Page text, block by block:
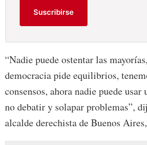
Suscribirse
“Nadie puede ostentar las
democracia pide equilibrios,
consensos, ahora nadie puede usar
no debatir y solapar problemas”,
alcalde derechista de Buenos